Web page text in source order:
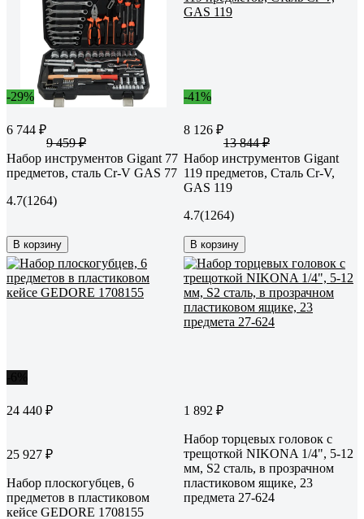
-29%
6 744 ₽
9 459 ₽
Набор инструментов Gigant 77
предметов, сталь Cr-V GAS 77
4.7(1264)
В корзину
-41%
8 126 ₽
13 844 ₽
Набор инструментов Gigant
119 предметов, Сталь Cr-V,
GAS 119
4.7(1264)
В корзину
24 440 ₽
25 927 ₽
Набор плоскогубцев, 6
предметов в пластиковом
кейсе GEDORE 1708155
1 892 ₽
Набор торцевых головок с
трещоткой NIKONA 1/4", 5-12
мм, S2 сталь, в прозрачном
пластиковом ящике, 23
предмета 27-624